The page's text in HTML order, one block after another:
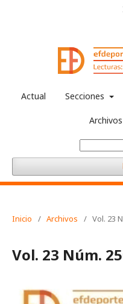
Actual Secciones
Archivos
Inicio / Archivos / Vol. 23
Vol. 23 Núm.